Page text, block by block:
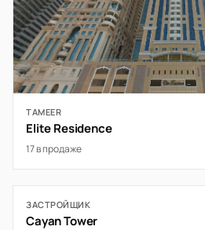
TAMEER
Elite Residence
17 в продаже
ЗАСТРОЙЩИК
Cayan Tower